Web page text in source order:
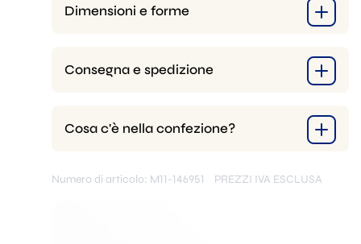
Dimensioni e forme
Consegna e spedizione
Cosa c'è nella confezione?
Numero di articolo: M11-146951 PREZZI IVA ESCLUSA